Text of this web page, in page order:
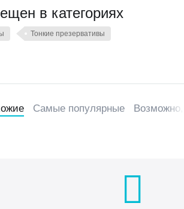
в категориях
Тонкие презервативы
Самые популярные Возможно,